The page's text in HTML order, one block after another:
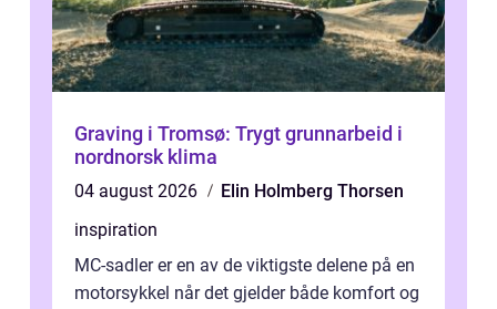
Graving i Tromsø: Trygt grunnarbeid i
nordnorsk klima
04 august 2026
Elin Holmberg Thorsen
inspiration
MC-sadler er en av de viktigste delene på en
motorsykkel når det gjelder både komfort og